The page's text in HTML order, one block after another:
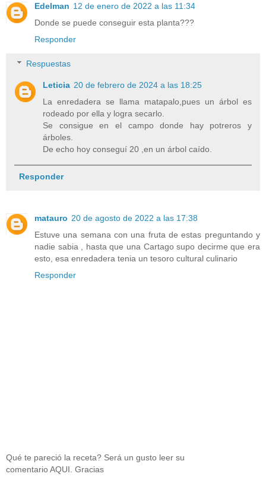
Edelman 12 de enero de 2022 a las 11:34
Donde se puede conseguir esta planta???
Responder
Respuestas
Leticia 20 de febrero de 2024 a las 18:25
La enredadera se llama matapalo,pues un árbol es
rodeado por ella y logra secarlo.
Se consigue en el campo donde hay potreros y
árboles.
De echo hoy conseguí 20 ,en un árbol caído.
Responder
matauro 20 de agosto de 2022 a las 17:38
Estuve una semana con una fruta de estas preguntando y
nadie sabia , hasta que una Cartago supo decirme que era
esto, esa enredadera tenia un tesoro cultural culinario
Responder
Qué te pareció la receta? Será un gusto leer su
comentario AQUI. Gracias